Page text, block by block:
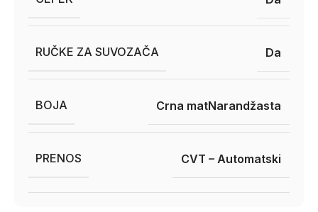
RUČKE ZA SUVOZAČA Da
BOJA Crna matNarandžasta
PRENOS CVT – Automatski